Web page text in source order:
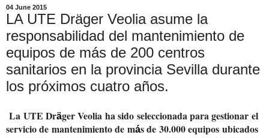
04 June 2015
LA UTE Dräger Veolia asume la
responsabilidad del mantenimiento de
equipos de más de 200 centros
sanitarios en la provincia Sevilla durante
los próximos cuatro años.
La UTE Dräger Veolia ha sido seleccionada para gestionar el
servicio de mantenimiento de más de 30.000 equipos ubicados